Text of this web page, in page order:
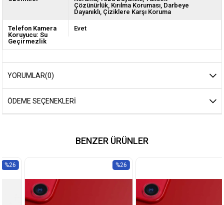
Çözünürlük Kırılma Koruması Darbeye
Dayanıklı Çiziklere Karşı Koruma
Telefon Kamera
Koruyucu: Su
Geçirmezlik
Evet
YORUMLAR(0)
ÖDEME SEÇENEKLERI
BENZER ÜRÜNLER